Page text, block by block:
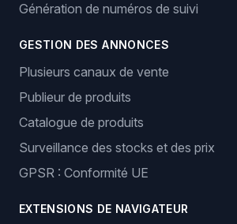
Génération de numéros de suivi
GESTION DES ANNONCES
Plusieurs canaux de vente
Publieur de produits
Catalogue de produits
Surveillance des stocks et des prix
GPSR : Conformité UE
EXTENSIONS DE NAVIGATEUR